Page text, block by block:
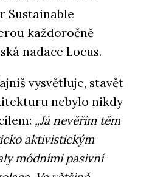
Sustainable
každoročně
nadace Locus.
vysvětluje, stavět
nebylo nikdy
„Já nevěřím těm
aktivistickým
módními pasivní